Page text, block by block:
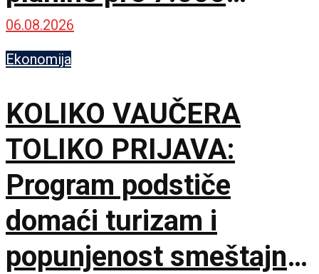
godina
06.08.2026
Ekonomija
KOLIKO VAUČERA
TOLIKO PRIJAVA:
Program podstiče
domaći turizam i
popunjenost smeštajnih